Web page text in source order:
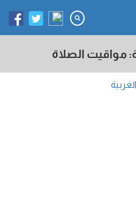
مواقيت الصلاة